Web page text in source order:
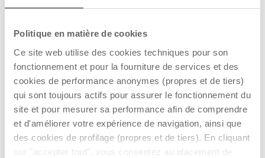
Politique en matière de cookies
Ce site web utilise des cookies techniques pour son
fonctionnement et pour la fourniture de services et des
cookies de performance anonymes (propres et de tiers)
qui sont toujours actifs pour assurer le fonctionnement du
site et pour mesurer sa performance afin de comprendre
et d'améliorer votre expérience de navigation, ainsi que
des cookies de profilage (propres et de tiers). En cliquant
sur "accepter tout", vous consentez au placement de
JOUET AU SOL
Grâce à ses 4 pieds
amovibles, la table se
transforme en centre
d'activités pour jouer
également en position
ACTIVITÉS
MANUELLES ET
ÉLECTRONIQUES
4 zones différentes avec
plusieurs activités pour